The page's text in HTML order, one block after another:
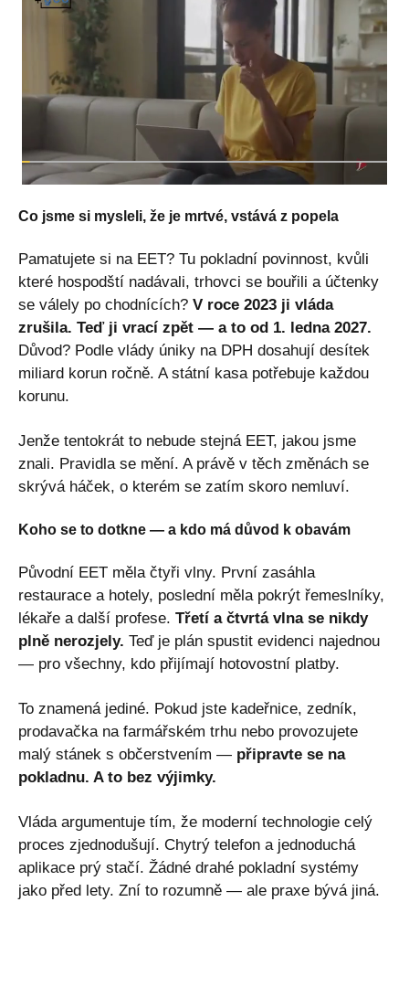
Co jsme si mysleli, že je mrtvé, vstává z popela
Pamatujete si na EET? Tu pokladní povinnost, kvůli
které hospodští nadávali, trhovci se bouřili a účtenky
se válely po chodnících? V roce 2023 ji vláda
zrušila. Teď ji vrací zpět — a to od 1. ledna 2027.
Důvod? Podle vlády úniky na DPH dosahují desítek
miliard korun ročně. A státní kasa potřebuje každou
korunu.
Jenže tentokrát to nebude stejná EET, jakou jsme
znali. Pravidla se mění. A právě v těch změnách se
skrývá háček, o kterém se zatím skoro nemluví.
Koho se to dotkne — a kdo má důvod k obavám
Původní EET měla čtyři vlny. První zasáhla
restaurace a hotely, poslední měla pokrýt řemeslníky,
lékaře a další profese. Třetí a čtvrtá vlna se nikdy
plně nerozjely. Teď je plán spustit evidenci najednou
— pro všechny, kdo přijímají hotovostní platby.
To znamená jediné. Pokud jste kadeřnice, zedník,
prodavačka na farmářském trhu nebo provozujete
malý stánek s občerstvením — připravte se na
pokladnu. A to bez výjimky.
Vláda argumentuje tím, že moderní technologie celý
proces zjednodušují. Chytrý telefon a jednoduchá
aplikace prý stačí. Žádné drahé pokladní systémy
jako před lety. Zní to rozumně — ale praxe bývá jiná.